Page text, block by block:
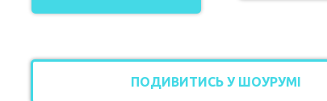
ПОДИВИТИСЬ У ШОУРУМІ